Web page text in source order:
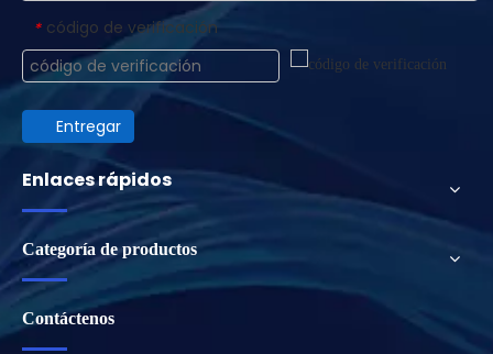
* código de verificación
Entregar
Enlaces rápidos
Categoría de productos
Contáctenos